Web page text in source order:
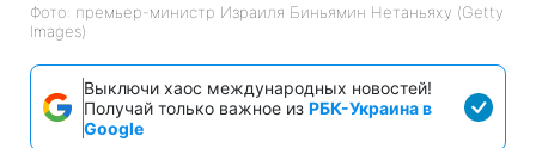
Фото: премьер-министр Израиля Биньямин Нетаньяху (Getty
Images)
Выключи хаос международных новостей!
Получай только важное из РБК-Украина в
Google